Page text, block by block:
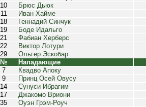
10
Брюс Дьюк
11
Иван Хайме
18
Геннадий Синчук
19
Боде Идальго
21
Фабиан Херберс
22
Виктор Лотури
29
Ольгер Эскобар
№
Нападающие
7
Квадво Апоку
9
Принц Осей Овусу
14
Сунуси Ибрагим
17
Джакомо Вриони
35
Оуэн Грэм-Роуч